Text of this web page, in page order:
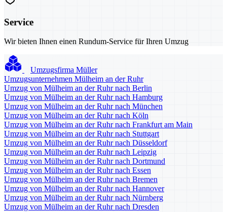
Service
Wir bieten Ihnen einen Rundum-Service für Ihren Umzug
Umzugsfirma Müller
Umzugsunternehmen Mülheim an der Ruhr
Umzug von Mülheim an der Ruhr nach Berlin
Umzug von Mülheim an der Ruhr nach Hamburg
Umzug von Mülheim an der Ruhr nach München
Umzug von Mülheim an der Ruhr nach Köln
Umzug von Mülheim an der Ruhr nach Frankfurt am Main
Umzug von Mülheim an der Ruhr nach Stuttgart
Umzug von Mülheim an der Ruhr nach Düsseldorf
Umzug von Mülheim an der Ruhr nach Leipzig
Umzug von Mülheim an der Ruhr nach Dortmund
Umzug von Mülheim an der Ruhr nach Essen
Umzug von Mülheim an der Ruhr nach Bremen
Umzug von Mülheim an der Ruhr nach Hannover
Umzug von Mülheim an der Ruhr nach Nürnberg
Umzug von Mülheim an der Ruhr nach Dresden